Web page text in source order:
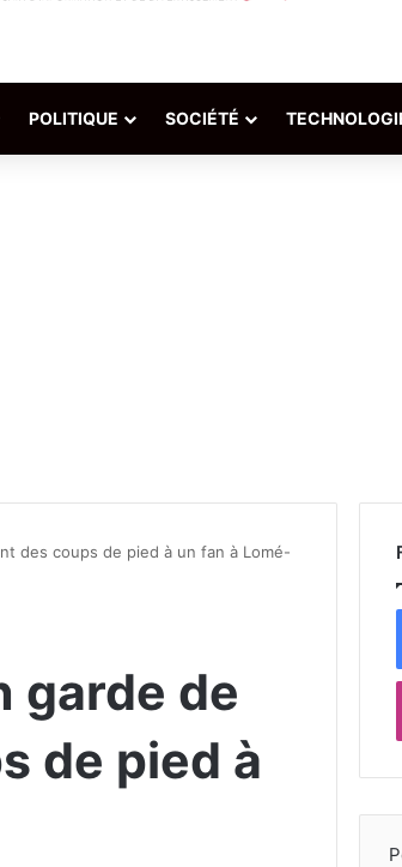
POLITIQUE SOCIÉTÉ
des coups de pied à un fan à Lomé-
garde de
de pied à